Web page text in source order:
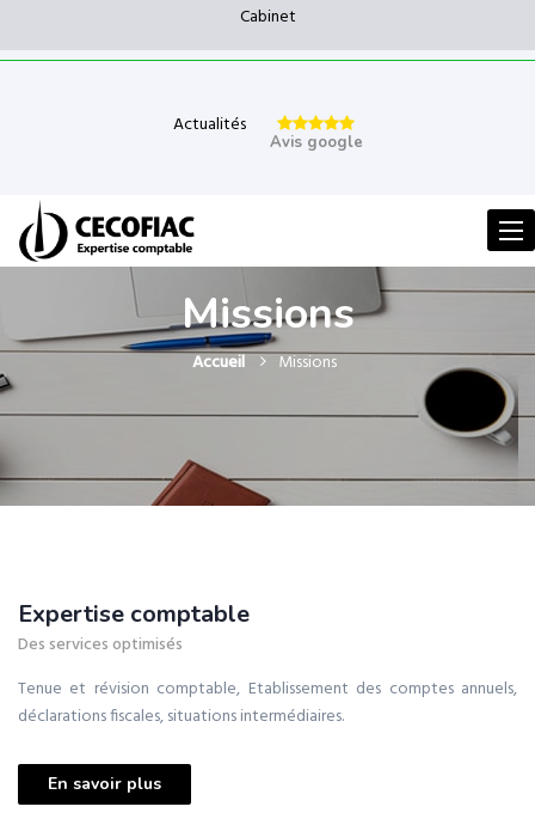
Cabinet
Actualités
Avis google
Missions
Accueil Missions
Expertise comptable
Des services optimisés
Tenue et révision comptable, Etablissement des comptes annuels,
déclarations fiscales, situations intermédiaires.
En savoir plus